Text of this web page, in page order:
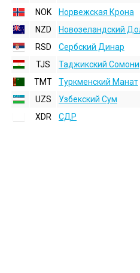
NOK
Норвежская Крона
NZD
Новозеландский
RSD
Сербский Динар
TJS
Таджикский Сомони
TMT
Туркменский Манат
UZS
Узбекский Сум
XDR
СДР